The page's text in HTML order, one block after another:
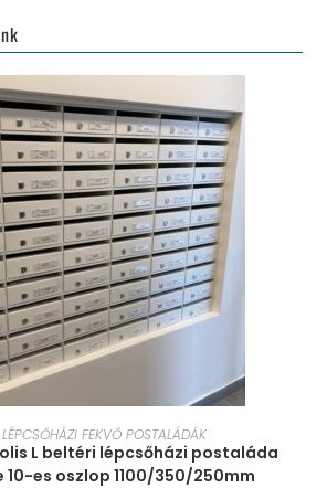
KOSÁRBA TESZEM
LÉPCSŐHÁZI FEKVŐ POSTALÁDÁK
L beltéri lépcsőházi postaláda
10-es oszlop 1100/350/250mm